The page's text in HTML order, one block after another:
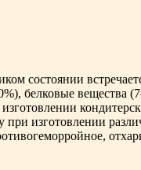
состоянии
бел­ковые вещества
при изготовле­нии